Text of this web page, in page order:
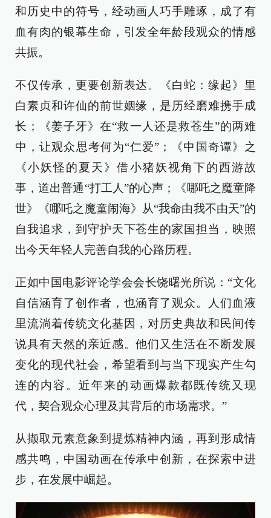
和历史中的符号，经动画人巧手雕琢，成了有
血有肉的银幕生命，引发全年龄段观众的情感
共振。
不仅传承，更要创新表达。《白蛇：缘起》里
白素贞和许仙的前世姻缘，是历经磨难携手成
长；《姜子牙》在“救一人还是救苍生”的两难
中，让观众思考何为“仁爱”；《中国奇谭》之
《小妖怪的夏天》借小猪妖视角下的西游故
事，道出普通“打工人”的心声；《哪吒之魔童降
世》《哪吒之魔童闹海》从“我命由我不由天”的
自我追求，到守护天下苍生的家国担当，映照
出今天年轻人完善自我的心路历程。
正如中国电影评论学会会长饶曙光所说：“文化
自信涵育了创作者，也涵育了观众。人们血液
里流淌着传统文化基因，对历史典故和民间传
说具有天然的亲近感。他们又生活在不断发展
变化的现代社会，希望看到与当下现实产生勾
连的内容。近年来的动画爆款都既传统又现
代，契合观众心理及其背后的市场需求。”
从撷取元素意象到提炼精神内涵，再到形成情
感共鸣，中国动画在传承中创新，在探索中进
步，在发展中崛起。